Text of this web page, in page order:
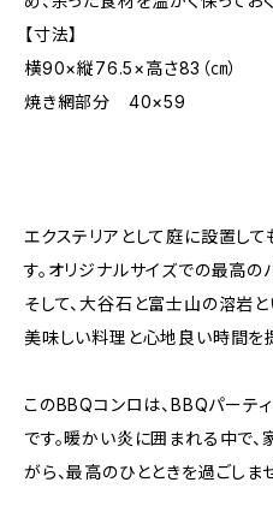
【寸法】
横90×縦76.5×高さ83（㎝）
焼き網部分 40×59
エクステリアとして庭に設置し
す。オリジナルサイズでの最高の
そして、大谷石と富士山の溶岩
美味しい料理と心地良い時間を
このBBQコンロは、BBQパーテ
です。暖かい炎に囲まれる中で
がら、最高のひとときを過ごしま